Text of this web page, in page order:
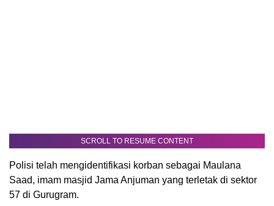
SCROLL TO RESUME CONTENT
Polisi telah mengidentifikasi korban sebagai Maulana
Saad, imam masjid Jama Anjuman yang terletak di sektor
57 di Gurugram.